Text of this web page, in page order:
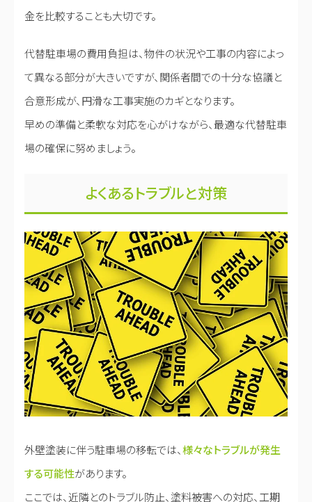
金を比較することも大切です。
代替駐車場の費用負担は、物件の状況や工事の内容によっ
て異なる部分が大きいですが、関係者間での十分な協議と
合意形成が、円滑な工事実施のカギとなります。
早めの準備と柔軟な対応を心がけながら、最適な代替駐車
場の確保に努めましょう。
よくあるトラブルと対策
外壁塗装に伴う駐車場の移転では、様々なトラブルが発生
する可能性があります。
ここでは、近隣とのトラブル防止、塗料被害への対応、工期